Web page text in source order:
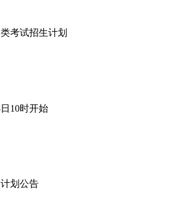
考试招生计划
10时开始
划公告